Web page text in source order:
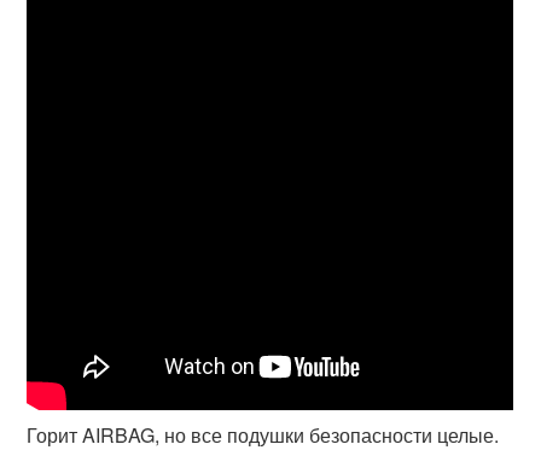
Горит AIRBAG, но все подушки безопасности целые.